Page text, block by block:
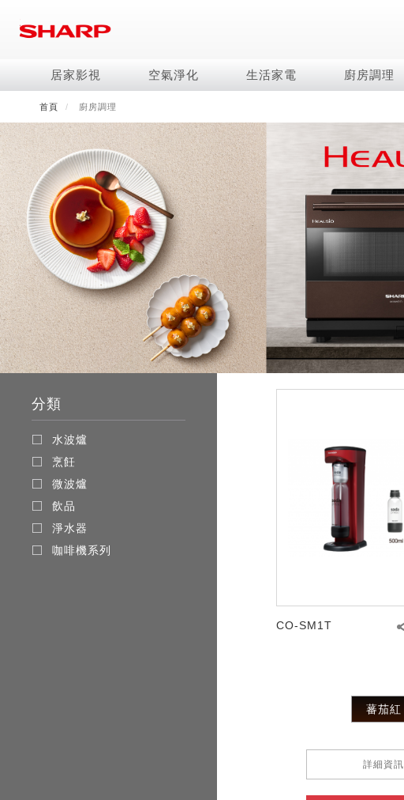
居家影視 空氣淨化 生活家電 廚房調理
電視/顯示器系列
AQUOS 8K
AQUOS XLED
AQUOS QLED
AQUOS 4K UHD
AQUOS 2K FHD
影音週邊
藍牙音響
空氣淨化系列
Purefit空氣美學機
AIoT智慧空氣清淨機
水活力空氣清淨機
空氣清淨機
自動除菌離子產生器
冷暖空調系列
冷暖型
AIoT智慧空調
冷專型
故障代碼查詢
電風扇系列
DC直流馬達立扇
3D清淨循環扇
涼暖離子扇
暖風系列
多功能暖烘機
冰箱系列
冷凍庫
六門
五門(左右開)
四門
三門
雙門
技術
冰箱系列介紹
四門對開除菌冰箱
左右開除菌冰箱
FAQ
無孔槽洗衣機
左右開冰箱
無線吸塵器
水波爐
AIoT智慧水波爐
水波爐
烹飪
AIoT智慧零水鍋
零水鍋
淨水器
超淨系列淨水器
淨水器濾芯
FAQ
iBarista 智慧咖啡機
零水鍋
水波爐
照明系列
LED吸頂燈
鞋體保養系列
高科技鞋履賦活器
美容保濕
水活力美容保濕器
美髮造型
吹風機
正負離子造型器
商用解決方案
商用顯示器
商用投影機
觸控式電子白板
拼接電視牆
DirectView LED
商用微波爐
商用空氣清淨機
首頁 廚房調理
分類
水波爐
烹飪
微波爐
飲品
淨水器
咖啡機系列
CO-SM1T
蕃茄紅
詳細資訊